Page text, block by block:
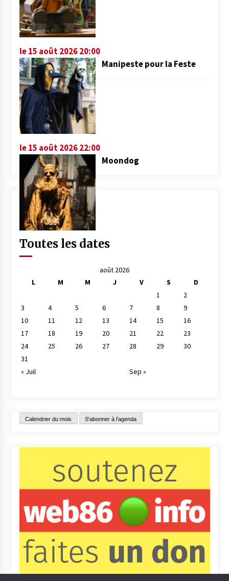
le 15 août 2026 20:00
Manipeste pour la Feste
le 15 août 2026 22:00
Moondog
Toutes les dates
août 2026
L
M M J V S
D
1
2
3
4 5 6 7 8
9
10
11 12 13 14 15
16
17
18 19 20 21 22
23
24
25 26 27 28 29
30
31
« Juil
Sep »
Calendrier du mois S'abonner à l'agenda